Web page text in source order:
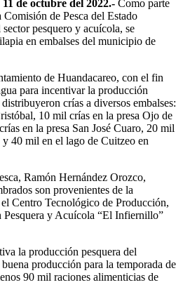
de octubre del 2022.- Como parte
de Pesca del Estado
pesquero y acuícola, se
en embalses del municipio de
de Huandacareo, con el fin
para incentivar la producción
crías a diversos embalses:
10 mil crías en la presa Ojo de
en la presa San José Cuaro, 20 mil
y 40 mil en el lago de Cuitzeo en
Ramón Hernández Orozco,
son provenientes de la
Centro Tecnológico de Producción,
Pesquera y Acuícola “El Infiernillo”
la producción pesquera del
producción para la temporada de
90 mil raciones alimenticias de